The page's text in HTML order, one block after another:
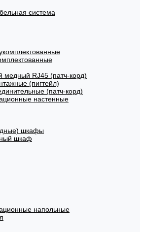
система
RJ45 (патч-корд)
(пигтейл)
(патч-корд)
настенные
шкафы
шкаф
напольные